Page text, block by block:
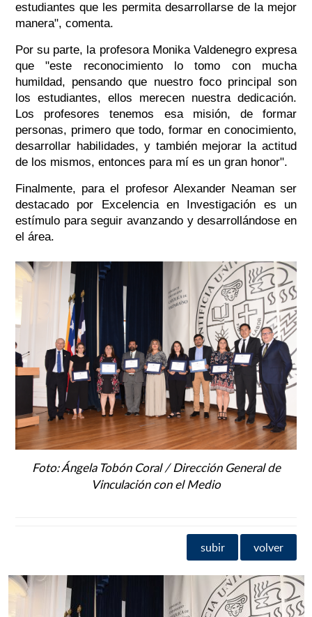
estudiantes que les permita desarrollarse de la mejor
manera", comenta.
Por su parte, la profesora Monika Valdenegro expresa
que "este reconocimiento lo tomo con mucha
humildad, pensando que nuestro foco principal son
los estudiantes, ellos merecen nuestra dedicación.
Los profesores tenemos esa misión, de formar
personas, primero que todo, formar en conocimiento,
desarrollar habilidades, y también mejorar la actitud
de los mismos, entonces para mí es un gran honor".
Finalmente, para el profesor Alexander Neaman ser
destacado por Excelencia en Investigación es un
estímulo para seguir avanzando y desarrollándose en
el área.
Foto: Ángela Tobón Coral / Dirección General de
Vinculación con el Medio
subir volver